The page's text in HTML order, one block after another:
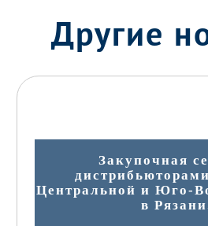
Другие
Закупочная
Центральной и Юго-
в